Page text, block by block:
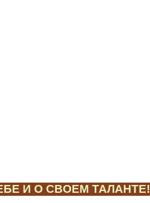
И О СВОЕМ ТАЛАНТЕ!